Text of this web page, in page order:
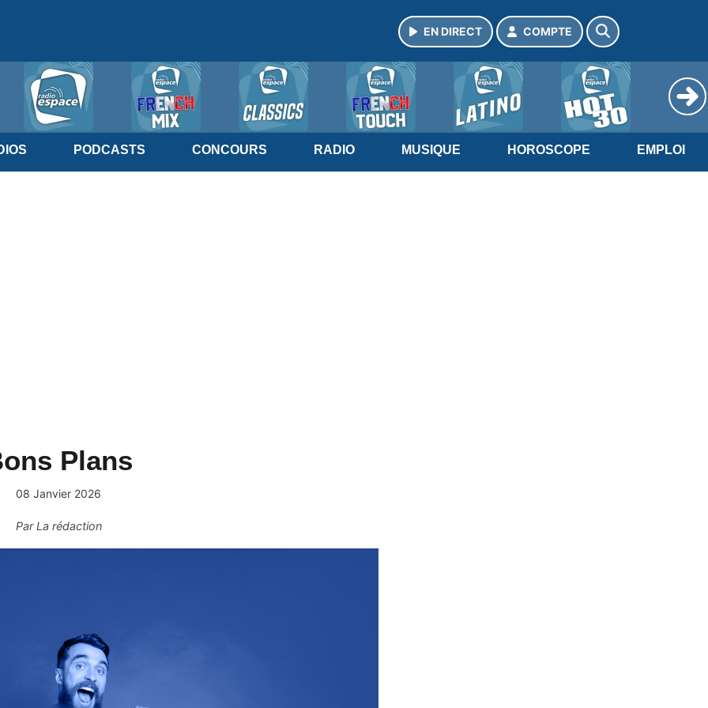
EN DIRECT COMPTE
PODCASTS CONCOURS RADIO MUSIQUE HOROSCOPE EMPLOI
Plans
08 Janvier 2026
ParLa rédaction